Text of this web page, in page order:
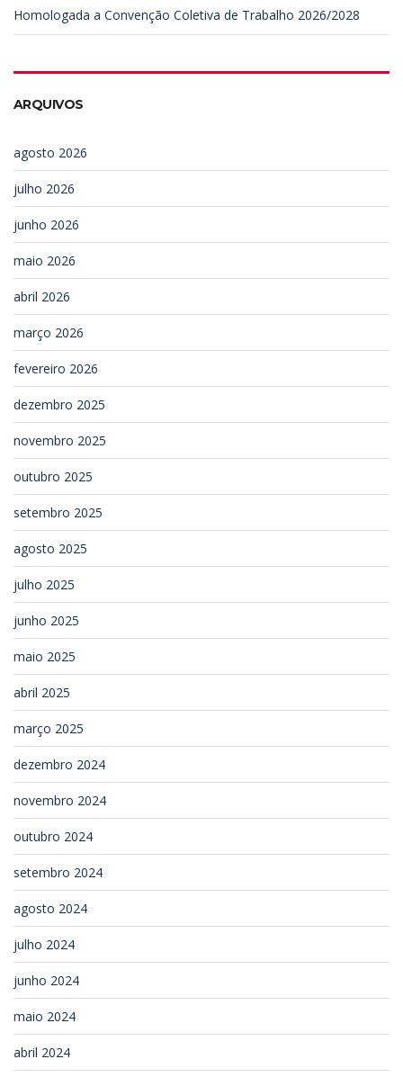
Homologada a Convenção Coletiva de Trabalho 2026/2028
ARQUIVOS
agosto 2026
julho 2026
junho 2026
maio 2026
abril 2026
março 2026
fevereiro 2026
dezembro 2025
novembro 2025
outubro 2025
setembro 2025
agosto 2025
julho 2025
junho 2025
maio 2025
abril 2025
março 2025
dezembro 2024
novembro 2024
outubro 2024
setembro 2024
agosto 2024
julho 2024
junho 2024
maio 2024
abril 2024